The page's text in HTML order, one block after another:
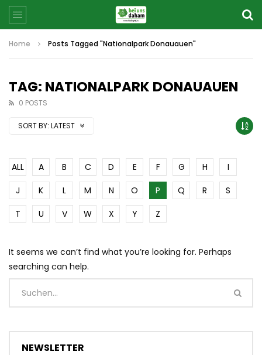
Home Posts Tagged "Nationalpark Donauauen"
TAG: NATIONALPARK DONAUAUEN
0 POSTS
SORT BY: LATEST
ALL A B C D E F G H
I
J
K L M N O P Q R
S
T
U V W X Y Z
It seems we can’t find what you’re looking for. Perhaps
searching can help.
NEWSLETTER